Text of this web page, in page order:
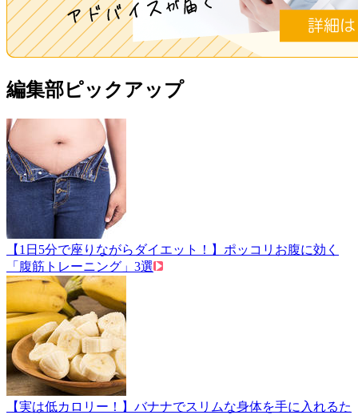
編集部ピックアップ
【1日5分で座りながらダイエット！】ポッコリお腹に効く
「腹筋トレーニング」3選
【実は低カロリー！】バナナでスリムな身体を手に入れるた